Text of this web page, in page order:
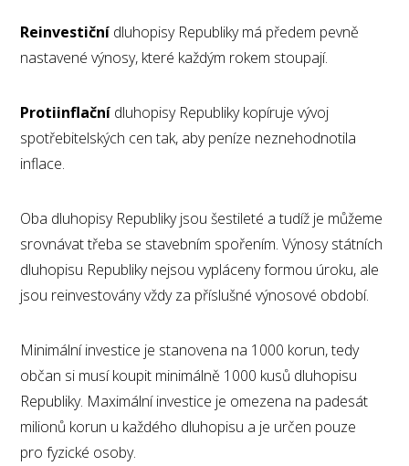
Reinvestiční dluhopisy Republiky má předem pevně
nastavené výnosy, které každým rokem stoupají.
Protiinflační dluhopisy Republiky kopíruje vývoj
spotřebitelských cen tak, aby peníze neznehodnotila
inflace.
Oba dluhopisy Republiky jsou šestileté a tudíž je můžeme
srovnávat třeba se stavebním spořením. Výnosy státních
dluhopisu Republiky nejsou vypláceny formou úroku, ale
jsou reinvestovány vždy za příslušné výnosové období.
Minimální investice je stanovena na 1000 korun, tedy
občan si musí koupit minimálně 1000 kusů dluhopisu
Republiky. Maximální investice je omezena na padesát
milionů korun u každého dluhopisu a je určen pouze
pro fyzické osoby.